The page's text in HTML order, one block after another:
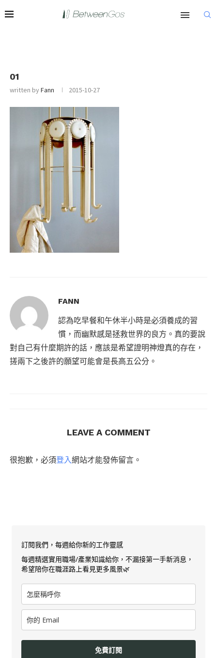
01
written byFann 2015-10-27
FANN
認為吃早餐和午休半小時是必須養成的習
慣，而幽默感是拯救世界的良方。真的要說
對自己有什麼期許的話，應該是希望證明神燈真的存在，
搓兩下之後許的願望可能會是長高五公分。
LEAVE A COMMENT
很抱歉，必須登入網站才能發佈留言。
訂閱我們，每週給你新的工作靈感
每週精選實用職場/產業知識給你，不漏接第一手新消息，
希望陪你在職涯路上看見更多風景🌿
免費訂閱